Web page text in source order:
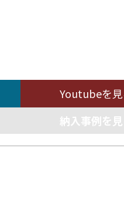
Youtubeを見
納入事例を